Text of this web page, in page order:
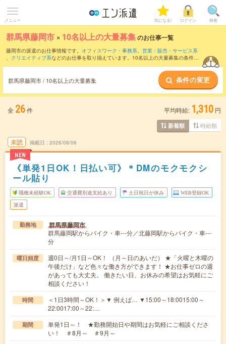
メニュー 気になる! ログイン 検索
群馬県藤岡市 × 10名以上の大量募集のお仕事一覧
藤岡市の派遣のお仕事情報です。 オフィスワーク・事務系、 営業・販売・サービス系
、 クリエイティブ系などのお仕事を取り揃えています。10名以上の大量募集の条件の
群馬県藤岡市 / 10名以上の大量募集 条件の変更
全 26件 平均時給: 1,310 円
新着順 時給順
未読
NEW
掲載日 2026/08/06
《単発1日OK！日払い可》＊DMのモクモクシ
ール貼り
職種未経験OK 交通費別途支給あり 土日祝日が休み WEB登録OK
派遣
勤務地 群馬県藤岡市
群馬藤岡駅からバイク・車---分／北藤岡駅からバイク・車---
分
曜日頻度
週0日～/月1日～OK！ （月～日のあいだ） ★「火曜と木曜の
午後だけ」など色々な働き方ができます！ ★お仕事ゼロの週
があっても大丈夫。 働きたい日、お休みの希望はお気軽にご
相談ください！
時間
＜1日3時間～OK！＞▼ 例えば… ▼15:00～18:0015:00～
22:0017:00～22:…
期間
単発1日～！ ★勤務開始日や期間はお気軽にご相談くださ
い！ ＃8月～ ＃9月～